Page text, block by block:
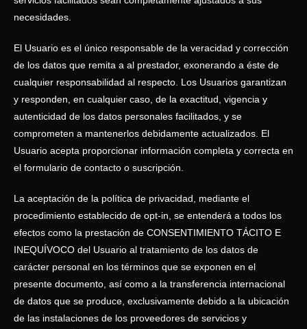
necesidades.
El Usuario es el único responsable de la veracidad y corrección
de los datos que remita a al prestador, exonerando a éste de
cualquier responsabilidad al respecto. Los Usuarios garantizan
y responden, en cualquier caso, de la exactitud, vigencia y
autenticidad de los datos personales facilitados, y se
comprometen a mantenerlos debidamente actualizados. El
Usuario acepta proporcionar información completa y correcta en
el formulario de contacto o suscripción.
La aceptación de la política de privacidad, mediante el
procedimiento establecido de opt-in, se entenderá a todos los
efectos como la prestación de CONSENTIMIENTO TÁCITO E
INEQUÍVOCO del Usuario al tratamiento de los datos de
carácter personal en los términos que se exponen en el
presente documento, así como a la transferencia internacional
de datos que se produce, exclusivamente debido a la ubicación
de las instalaciones de los proveedores de servicios y